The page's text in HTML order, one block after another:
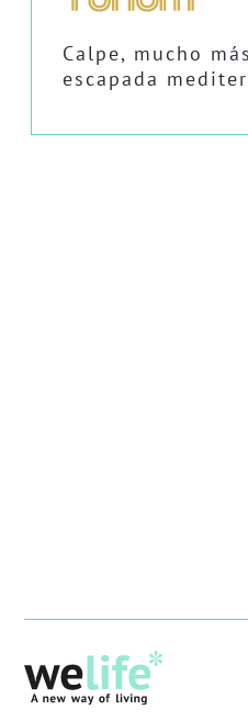
Calpe, mucho
escapada